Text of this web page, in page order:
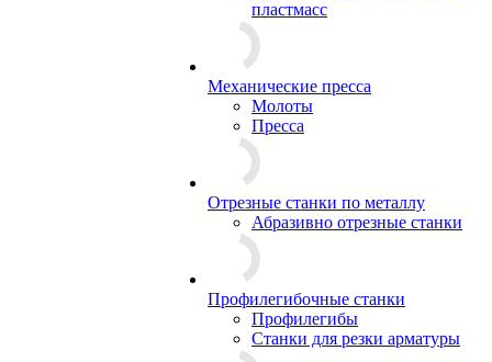
пластмасс
Механические пресса
Молоты
Пресса
Отрезные станки по металлу
Абразивно отрезные станки
Профилегибочные станки
Профилегибы
Станки для резки арматуры